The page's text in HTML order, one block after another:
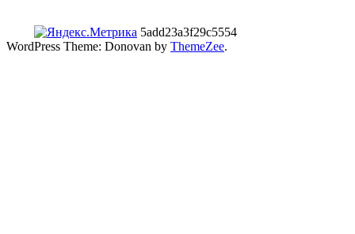
5add23a3f29c5554
WordPress Theme: Donovan by ThemeZee.